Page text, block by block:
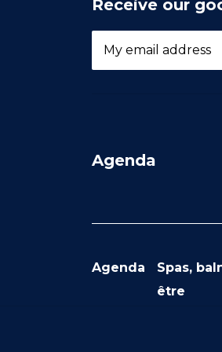
Receive our
Agenda
Agenda
Spas,
être